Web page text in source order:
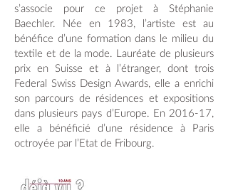
s’associe pour ce projet à Stéphanie
Baechler. Née en 1983, l’artiste est au
bénéfice d’une formation dans le milieu du
textile et de la mode. Lauréate de plusieurs
prix en Suisse et à l’étranger, dont trois
Federal Swiss Design Awards, elle a enrichi
son parcours de résidences et expositions
dans plusieurs pays d’Europe. En 2016-17,
elle a bénéficié d’une résidence à Paris
octroyée par l’Etat de Fribourg.